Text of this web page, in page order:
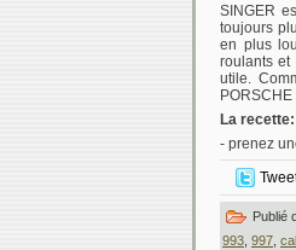
SINGER
toujours
en plus
roulants et
utile.
PORSCHE
La recette:
- prenez
Publié
993 997